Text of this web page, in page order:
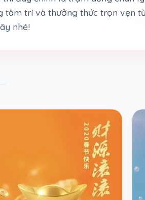
tâm trí và thưởng thức trọn vẹn
nhé!